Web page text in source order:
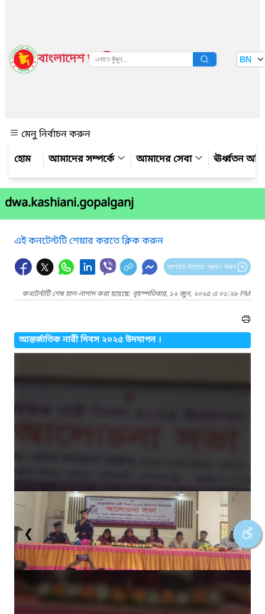
বাংলাদেশ জাতীয় তথ্য বাতায়ন BN
মেনু নির্বাচন করুন
আমাদের সম্পর্কে
আমাদের সেবা ঊর্ধ্বতন
dwa.kashiani.gopalganj
এই কনটেন্টটি শেয়ার করতে ক্লিক করুন
আপনার মতামত প্রদান করুন
কনটেন্টটি শেষ হাল-নাগাদ করা হয়েছে: বৃহস্পতিবার, ১২ জুন, ২০২৫ এ ০১:২৮ PM
আন্তর্জাতিক নারী দিবস ২০২৫ উদযাপন ।
❮ ❯